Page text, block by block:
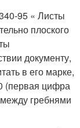
95 « Листы
плоского
документу,
в его марке,
(первая цифра
гребнями